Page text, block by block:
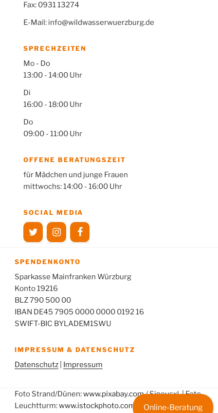
Fax: 0931 13274
E-Mail: info@wildwasserwuerzburg.de
SPRECHZEITEN
Mo - Do
13:00 - 14:00 Uhr
Di
16:00 - 18:00 Uhr
Do
09:00 - 11:00 Uhr
OFFENE BERATUNGSZEIT
für Mädchen und junge Frauen
mittwochs: 14:00 - 16:00 Uhr
SOCIAL MEDIA
SPENDENKONTO
Sparkasse Mainfranken Würzburg
Konto 19216
BLZ 790 500 00
IBAN DE45 7905 0000 0000 0192 16
SWIFT-BIC BYLADEM1SWU
IMPRESSUM & DATENSCHUTZ
Datenschutz Impressum
Foto Strand/Dünen:www.pixabay.com/ Sinousxl | Foto
Leuchtturm:www.istockphoto.com
/ floridastock | Foto
Online-Beratung